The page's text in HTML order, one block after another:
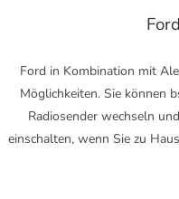
Ford in Kombination mit
Möglichkeiten. Sie können
Radiosender wechseln
einschalten, wenn Sie zu